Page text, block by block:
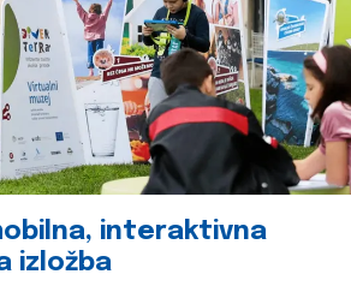
interaktivna
izložba